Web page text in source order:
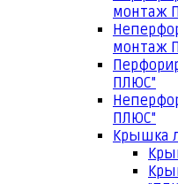
монтаж
монтаж
ПЛЮС"
ПЛЮС"
Крышка